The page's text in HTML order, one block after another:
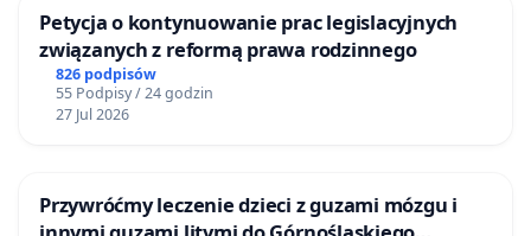
Petycja o kontynuowanie prac legislacyjnych
związanych z reformą prawa rodzinnego
826 podpisów
55 Podpisy / 24 godzin
27 Jul 2026
Przywróćmy leczenie dzieci z guzami mózgu i